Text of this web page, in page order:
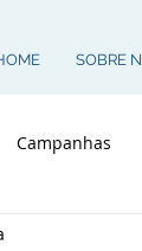
SOBRE
Campanhas